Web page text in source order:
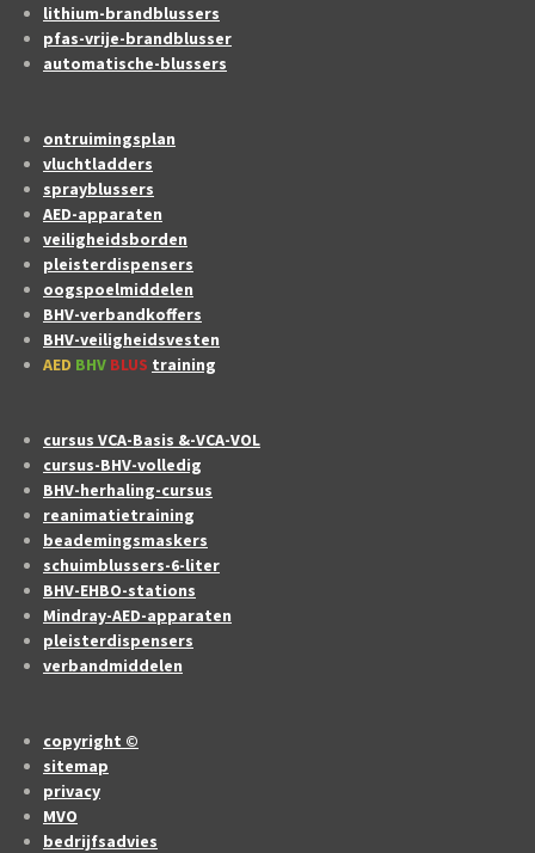
lithium-brandblussers
pfas-vrije-brandblusser
automatische-blussers
ontruimingsplan
vluchtladders
sprayblussers
AED-apparaten
veiligheidsborden
pleisterdispensers
oogspoelmiddelen
BHV-verbandkoffers
BHV-veiligheidsvesten
AED BHV BLUS training
cursus VCA-Basis &-VCA-VOL
cursus-BHV-volledig
BHV-herhaling-cursus
reanimatietraining
beademingsmaskers
schuimblussers-6-liter
BHV-EHBO-stations
Mindray-AED-apparaten
pleisterdispensers
verbandmiddelen
copyright ©
sitemap
privacy
MVO
bedrijfsadvies